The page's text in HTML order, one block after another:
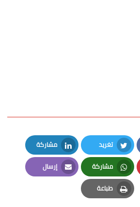
تغريد
Twitter
مشاركة
LinkedIn
مشاركة
Whatsapp
إرسال
Email
طباعة
Print